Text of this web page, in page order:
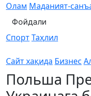
Олам Маданият-
Фойдали
СпортТаҳлил
Сайт хақида Бизнес
Польша